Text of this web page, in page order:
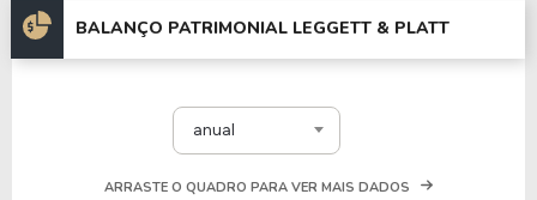
BALANÇO PATRIMONIAL LEGGETT & PLATT
anual
ARRASTE O QUADRO PARA VER MAIS DADOS